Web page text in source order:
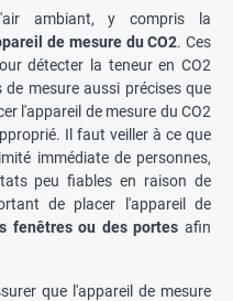
ambiant, y compris la
de mesure du CO2. Ces
détecter la teneur en CO2
mesure aussi précises que
l'appareil de mesure du CO2
Il faut veiller à ce que
immédiate de personnes,
peu fiables en raison de
de placer l'appareil de
fenêtres ou des portes afin
que l'appareil de mesure